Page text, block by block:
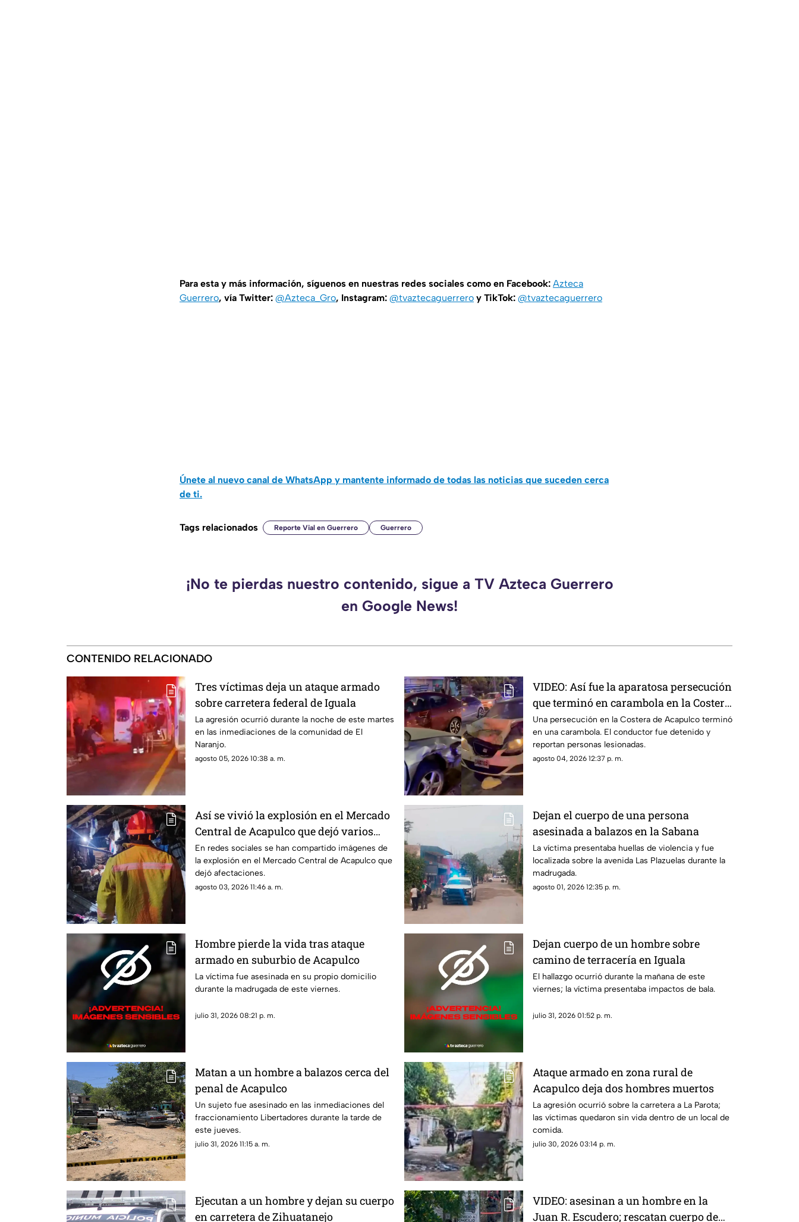
Para esta y más información, síguenos en nuestras redes sociales como en Facebook: Azteca
Guerrero, vía Twitter: @Azteca_Gro, Instagram: @tvaztecaguerrero y TikTok: @tvaztecaguerrero
Únete al nuevo canal de WhatsApp y mantente informado de todas las noticias que suceden cerca
de ti.
Tags relacionados Reporte Vial en Guerrero Guerrero
¡No te pierdas nuestro contenido, sigue a TV Azteca Guerrero
en Google News!
CONTENIDO RELACIONADO
Tres víctimas deja un ataque armado
sobre carretera federal de Iguala
La agresión ocurrió durante la noche de este martes
en las inmediaciones de la comunidad de El
Naranjo.
agosto 05, 2026 10:38 a. m.
VIDEO: Así fue la aparatosa persecución
que terminó en carambola en la Costera
de Acapulco
Una persecución en la Costera de Acapulco terminó
en una carambola. El conductor fue detenido y
reportan personas lesionadas.
agosto 04, 2026 12:37 p. m.
Así se vivió la explosión en el Mercado
Central de Acapulco que dejó varios
locales afectados
En redes sociales se han compartido imágenes de
la explosión en el Mercado Central de Acapulco que
dejó afectaciones.
agosto 03, 2026 11:46 a. m.
Dejan el cuerpo de una persona
asesinada a balazos en la Sabana
La víctima presentaba huellas de violencia y fue
localizada sobre la avenida Las Plazuelas durante la
madrugada.
agosto 01, 2026 12:35 p. m.
Hombre pierde la vida tras ataque
armado en suburbio de Acapulco
La víctima fue asesinada en su propio domicilio
durante la madrugada de este viernes.
julio 31, 2026 08:21 p. m.
Dejan cuerpo de un hombre sobre
camino de terracería en Iguala
El hallazgo ocurrió durante la mañana de este
viernes; la víctima presentaba impactos de bala.
julio 31, 2026 01:52 p. m.
Matan a un hombre a balazos cerca del
penal de Acapulco
Un sujeto fue asesinado en las inmediaciones del
fraccionamiento Libertadores durante la tarde de
este jueves.
julio 31, 2026 11:15 a. m.
Ataque armado en zona rural de
Acapulco deja dos hombres muertos
La agresión ocurrió sobre la carretera a La Parota;
las víctimas quedaron sin vida dentro de un local de
comida.
julio 30, 2026 03:14 p. m.
Ejecutan a un hombre y dejan su cuerpo
en carretera de Zihuatanejo
VIDEO: asesinan a un hombre en la
Juan R. Escudero; rescatan cuerpo de